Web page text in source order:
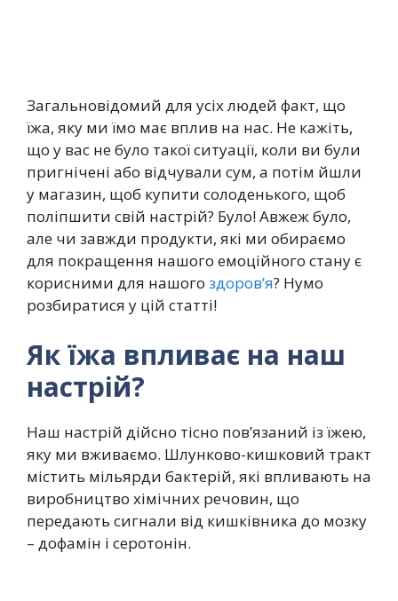
Загальновідомий для усіх людей факт, що
їжа, яку ми їмо має вплив на нас. Не кажіть,
що у вас не було такої ситуації, коли ви були
пригнічені або відчували сум, а потім йшли
у магазин, щоб купити солоденького, щоб
поліпшити свій настрій? Було! Авжеж було,
але чи завжди продукти, які ми обираємо
для покращення нашого емоційного стану є
корисними для нашого здоров’я? Нумо
розбиратися у цій статті!
Як їжа впливає на наш
настрій?
Наш настрій дійсно тісно пов’язаний із їжею,
яку ми вживаємо. Шлунково-кишковий тракт
містить мільярди бактерій, які впливають на
виробництво хімічних речовин, що
передають сигнали від кишківника до мозку
– дофамін і серотонін.